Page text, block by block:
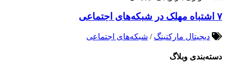
۷ اشتباه مهلک در شبکه‌های اجتماعی
دیجیتال مارکتینگ / شبکه‌های اجتماعی
دسته‌بندی وبلاگ